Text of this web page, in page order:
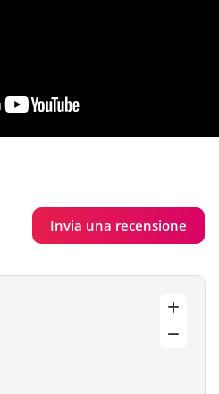
Invia una recensione